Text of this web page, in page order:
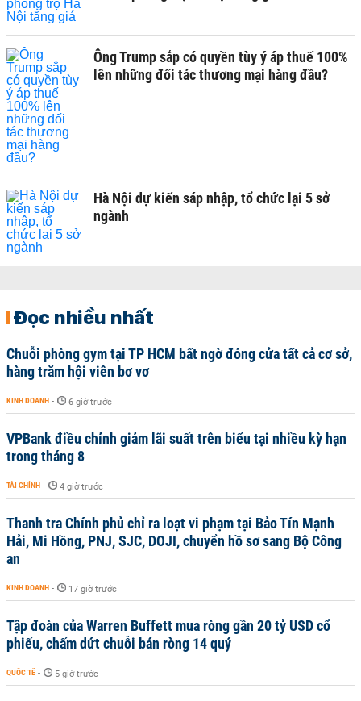
Ông Trump sắp có quyền tùy ý áp thuế 100%
lên những đối tác thương mại hàng đầu?
Hà Nội dự kiến sáp nhập, tổ chức lại 5 sở
ngành
Đọc nhiều nhất
Chuỗi phòng gym tại TP HCM bất ngờ đóng cửa tất cả cơ sở,
hàng trăm hội viên bơ vơ
KINH DOANH - 6 giờ trước
VPBank điều chỉnh giảm lãi suất trên biểu tại nhiều kỳ hạn
trong tháng 8
TÀI CHÍNH - 4 giờ trước
Thanh tra Chính phủ chỉ ra loạt vi phạm tại Bảo Tín Mạnh
Hải, Mi Hồng, PNJ, SJC, DOJI, chuyển hồ sơ sang Bộ Công
an
KINH DOANH - 17 giờ trước
Tập đoàn của Warren Buffett mua ròng gần 20 tỷ USD cổ
phiếu, chấm dứt chuỗi bán ròng 14 quý
QUỐC TẾ - 5 giờ trước